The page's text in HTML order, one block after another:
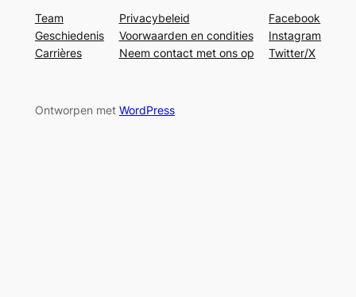
Team
Geschiedenis
Carrières
Privacybeleid
Voorwaarden en condities
Neem contact met ons op
Facebook
Instagram
Twitter/X
Ontworpen met WordPress